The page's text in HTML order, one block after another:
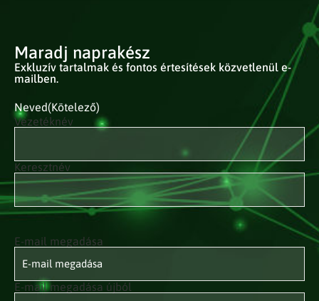
Maradj naprakész
Exkluzív tartalmak és fontos értesítések közvetlenül e-
mailben.
Neved(Kötelező)
Vezetéknév
Keresztnév
E-mail
címed(Kötelező)
E-mail megadása
E-mail megadása újból